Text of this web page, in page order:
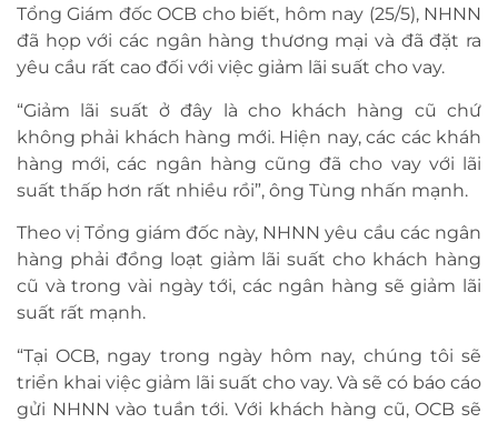
Tổng Giám đốc OCB cho biết, hôm nay (25/5), NHNN
đã họp với các ngân hàng thương mại và đã đặt ra
yêu cầu rất cao đối với việc giảm lãi suất cho vay.
“Giảm lãi suất ở đây là cho khách hàng cũ chứ
không phải khách hàng mới. Hiện nay, các các kháh
hàng mới, các ngân hàng cũng đã cho vay với lãi
suất thấp hơn rất nhiều rồi”, ông Tùng nhấn mạnh.
Theo vị Tổng giám đốc này, NHNN yêu cầu các ngân
hàng phải đồng loạt giảm lãi suất cho khách hàng
cũ và trong vài ngày tới, các ngân hàng sẽ giảm lãi
suất rất mạnh.
“Tại OCB, ngay trong ngày hôm nay, chúng tôi sẽ
triển khai việc giảm lãi suất cho vay. Và sẽ có báo cáo
gửi NHNN vào tuần tới. Với khách hàng cũ, OCB sẽ